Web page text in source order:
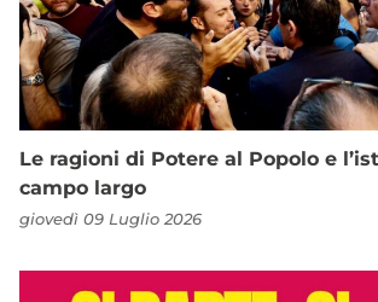
Le ragioni di Potere al Popolo e
campo largo
giovedì 09 Luglio 2026